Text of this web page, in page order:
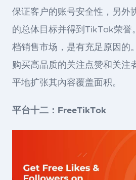
保证客户的账号安全性，另外
的总体目标并得到TikTok荣誉
档销售市场，是有充足原因的
购买高品质的关注点赞和关注
平地扩张其內容覆盖面积。
平台十二：FreeTikTok